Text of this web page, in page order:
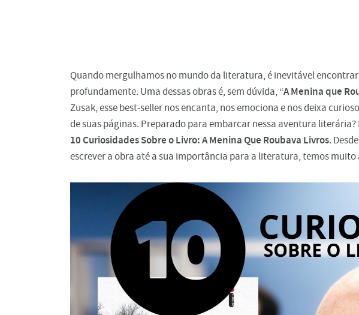
Quando mergulhamos no mundo da literatura, é inevitável
profundamente. Uma dessas obras é, sem dúvida, “A Menina que
Zusak, esse best-seller nos encanta, nos emociona e nos deixa
de suas páginas. Preparado para embarcar nessa aventura
10 Curiosidades Sobre o Livro: A Menina Que Roubava Livros.
escrever a obra até a sua importância para a literatura, temos muito